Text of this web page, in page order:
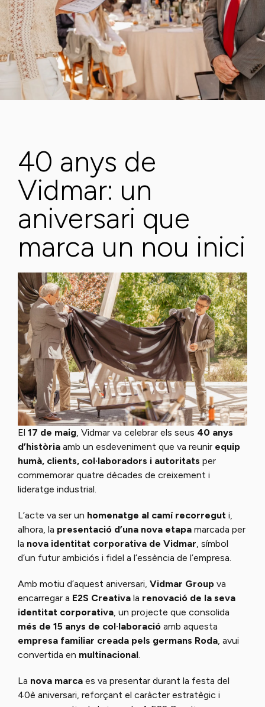
40 anys de
Vidmar: un
aniversari que
marca un nou inici
El 17 de maig , Vidmar va celebrar els seus 40 anys
d’història amb un esdeveniment que va reunir equip
humà, clients, col·laboradors i autoritats per
commemorar quatre dècades de creixement i
lideratge industrial.
L’acte va ser un homenatge al camí recorregut i,
alhora, la presentació d’una nova etapa marcada per
la nova identitat corporativa de Vidmar , símbol
d’un futur ambiciós i fidel a l’essència de l’empresa.
Amb motiu d’aquest aniversari, Vidmar Group va
encarregar a E2S Creativa la renovació de la seva
identitat corporativa , un projecte que consolida
més de 15 anys de col·laboració amb aquesta
empresa familiar creada pels germans Roda , avui
convertida en multinacional
La nova marca es va presentar durant la festa del
40è aniversari, reforçant el caràcter estratègic i